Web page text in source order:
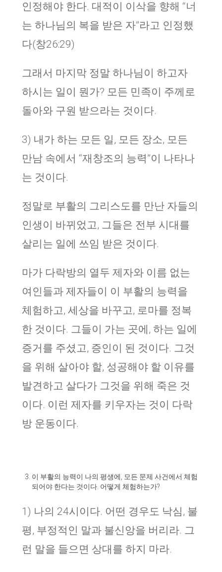
인정해야 한다. 대적이 이삭을 향해 “너
는 하나님의 복을 받은 자”라고 인정했
다(창26:29)
그래서 마지막 정말 하나님이 하고자
하시는 일이 뭔가? 모든 민족이 주께로
돌아와 구원 받으라는 것이다.
3) 내가 하는 모든 일, 모든 장소, 모든
만남 속에서 “재창조의 능력”이 나타나
는 것이다.
정말로 부활의 그리스도를 만난 자들의
인생이 바뀌었고, 그들은 전부 시대를
살리는 일에 쓰임 받은 것이다.
마가 다락방의 열두 제자와 이름 없는
여인들과 제자들이 이 부활의 능력을
체험하고, 세상을 바꾸고, 로마를 정복
한 것이다. 그들이 가는 곳에, 하는 일에
증거를 주셨고, 증인이 된 것이다. 그것
을 위해 살아야 할, 성공해야 할 이유를
발견하고 살다가 그것을 위해 죽은 것
이다. 이런 제자를 키우자는 것이 다락
방 운동이다.
이 부활의 능력이 나의 평생에
모든 문제 사건에서 체험
되어야 한다는 것이다 어떻게 체험하는가?
1) 나의 24시이다. 어떤 경우도 낙심, 불
평, 부정적인 말과 불신앙을 버리라. 그
런 말을 들으면 상대를 하지 마라.